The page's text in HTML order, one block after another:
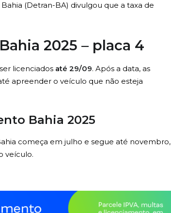
(Detran-BA) divulgou que a taxa de
2025 – placa 4
licenciados até 29/09. Após a data, as
apreender o veículo que não esteja
Bahia 2025
começa em julho e segue até novembro,
veículo.